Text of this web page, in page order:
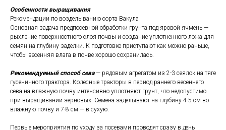
Особенности выращивания
Рекомендации по возделыванию сорта Вакула
Основная задача предпосевной обработки грунта под яровой ячмень —
рыхление поверхностного слоя почвы и создание уплотненного ложа для
семян на глубину заделки. К подготовке приступают как можно раньше,
чтобы весенняя влага в почве хорошо сохранилась.
Рекомендуемый способ сева— рядовым агрегатом из 2-3 сеялок на тяге
гусеничного трактора. Колесные тракторы в период раннего весеннего
сева на влажную почву интенсивно уплотняют грунт, что недопустимо
при выращивании зерновых. Семена заделывают на глубину 4-5 см во
влажную почву и 7-8 см — в сухую.
Первые мероприятия по уходу за посевами проводят сразу в день